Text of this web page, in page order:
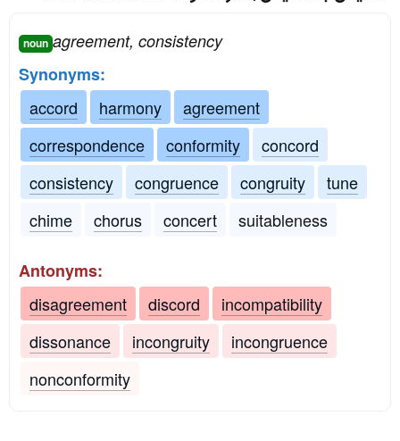
noun agreement, consistency
Synonyms:
accord
harmony
agreement
correspondence
conformity
concord
consistency
congruence congruity
tune
chime
chorus concert suitableness
Antonyms:
disagreement
discord
incompatibility
dissonance
incongruity
incongruence
nonconformity